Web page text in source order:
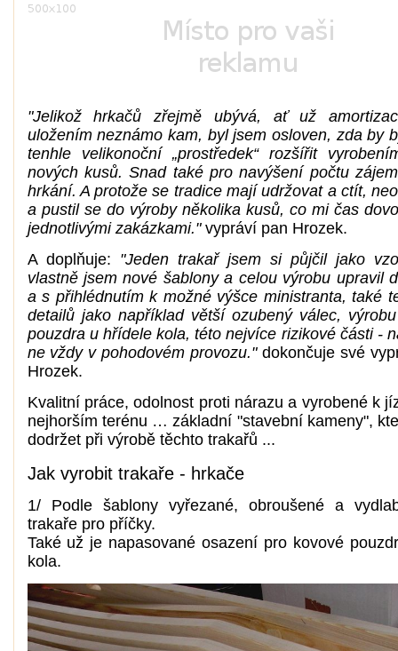
"Jelikož hrkačů zřejmě ubývá, ať už
uložením neznámo kam, byl jsem osloven, zda by
tenhle velikonoční „prostředek“ rozšířit
nových kusů. Snad také pro navýšení počtu
hrkání. A protože se tradice mají udržovat a ctít,
a pustil se do výroby několika kusů, co mi čas
jednotlivými zakázkami."vypráví pan Hrozek.
A doplňuje: "Jeden trakař jsem si půjčil jako
vlastně jsem nové šablony a celou výrobu upravil
a s přihlédnutím k možné výšce ministranta, také
detailů jako například větší ozubený válec,
pouzdra u hřídele kola, této nejvíce rizikové části -
ne vždy v pohodovém provozu."dokončuje své
Hrozek.
Kvalitní práce, odolnost proti nárazu a vyrobené k
nejhorším terénu … základní "stavební kameny",
dodržet při výrobě těchto trakařů ...
Jak vyrobit trakaře - hrkače
1/ Podle šablony vyřezané, obroušené a
trakaře pro příčky.
Také už je napasované osazení pro kovové
kola.